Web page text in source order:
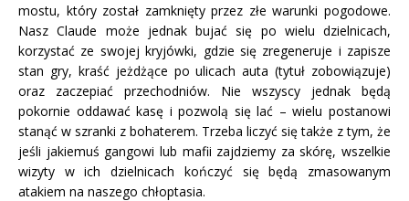
mostu, który został zamknięty przez złe warunki pogodowe.
Nasz Claude może jednak bujać się po wielu dzielnicach,
korzystać ze swojej kryjówki, gdzie się zregeneruje i zapisze
stan gry, kraść jeżdżące po ulicach auta (tytuł zobowiązuje)
oraz zaczepiać przechodniów. Nie wszyscy jednak będą
pokornie oddawać kasę i pozwolą się lać – wielu postanowi
stanąć w szranki z bohaterem. Trzeba liczyć się także z tym, że
jeśli jakiemuś gangowi lub mafii zajdziemy za skórę, wszelkie
wizyty w ich dzielnicach kończyć się będą zmasowanym
atakiem na naszego chłoptasia.